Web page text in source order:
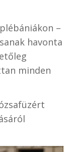
–
havonta
minden